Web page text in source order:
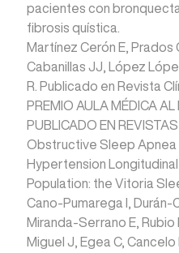
pacientes con
fibrosis quística.
Martínez Cerón E, Prados
Cabanillas JJ, López
R. Publicado en Revista
PREMIO AULA MÉDICA
PUBLICADO EN
Obstructive Sleep Apnea
Hypertension
Population: the Vitoria
Cano-Pumarega I, Durán-
Miranda-Serrano E, Rubio
Miguel J, Egea C,